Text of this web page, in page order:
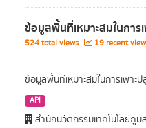
ข้อมูลพื้นที่เหมาะสมในกา
524 total views 19 recent
ข้อมูลพื้นที่เหมาะสมในการเพา
API
สำนักนวัตกรรมเทคโนโลยีภูมิ